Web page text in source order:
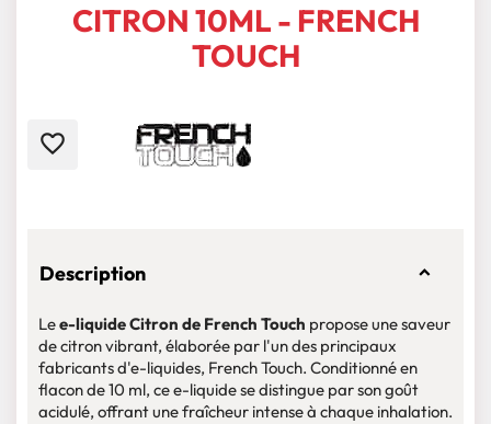
CITRON 10ML - FRENCH
TOUCH
favorite_border
Description
Lee-liquide Citron de French Touch propose une saveur
de citron vibrant, élaborée par l'un des principaux
fabricants d'e-liquides, French Touch. Conditionné en
flacon de 10 ml, ce e-liquide se distingue par son goût
acidulé, offrant une fraîcheur intense à chaque inhalation.